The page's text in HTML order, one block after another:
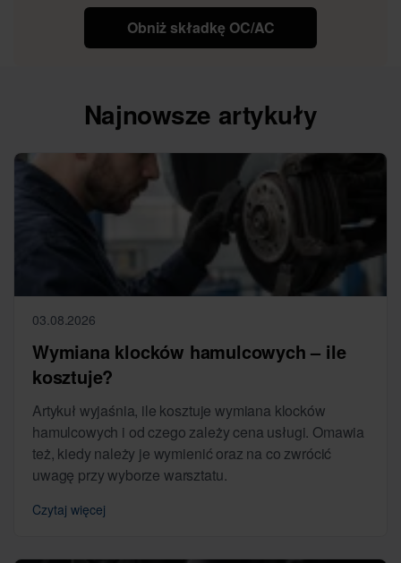
Obniż składkę OC/AC
Najnowsze artykuły
03.08.2026
Wymiana klocków hamulcowych – ile
kosztuje?
Artykuł wyjaśnia, ile kosztuje wymiana klocków
hamulcowych i od czego zależy cena usługi. Omawia
też, kiedy należy je wymienić oraz na co zwrócić
uwagę przy wyborze warsztatu.
Czytaj więcej